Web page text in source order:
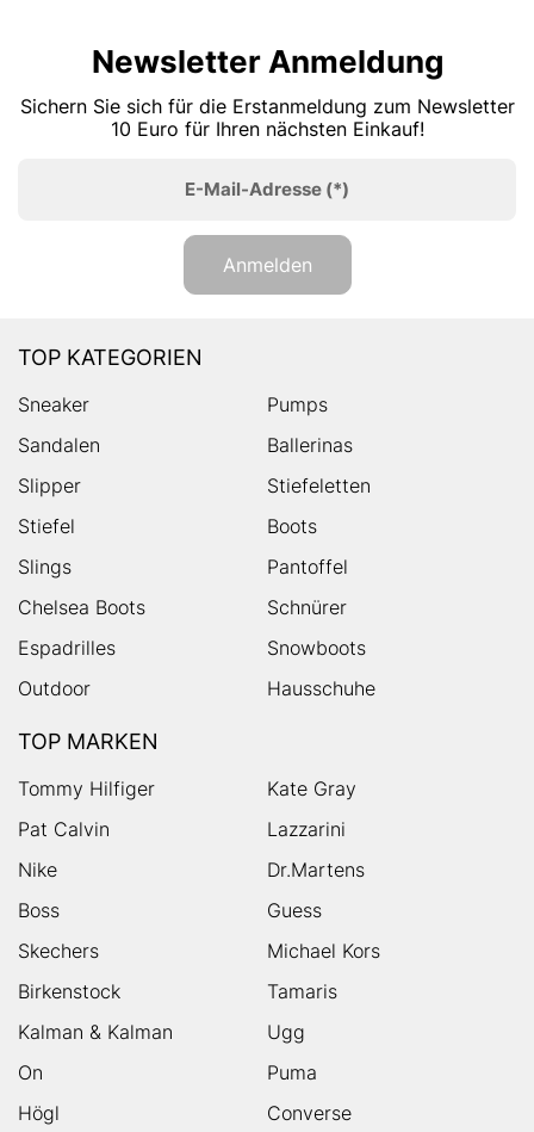
Newsletter Anmeldung
Sichern Sie sich für die Erstanmeldung zum Newsletter
10 Euro für Ihren nächsten Einkauf!
E-Mail-Adresse (*)
Anmelden
TOP KATEGORIEN
Sneaker
Pumps
Sandalen
Ballerinas
Slipper
Stiefeletten
Stiefel
Boots
Slings
Pantoffel
Chelsea Boots
Schnürer
Espadrilles
Snowboots
Outdoor
Hausschuhe
TOP MARKEN
Tommy Hilfiger
Kate Gray
Pat Calvin
Lazzarini
Nike
Dr.Martens
Boss
Guess
Skechers
Michael Kors
Birkenstock
Tamaris
Kalman & Kalman
Ugg
On
Puma
Högl
Converse